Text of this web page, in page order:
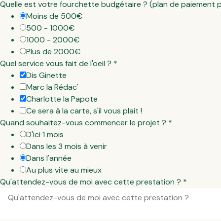
Quelle est votre fourchette budgétaire ? (plan de paiement
Moins de 500€
500 - 1000€
1000 - 2000€
Plus de 2000€
Quel service vous fait de l'oeil ? *
Dis Ginette
Marc la Rédac'
Charlotte la Papote
Ce sera à la carte, s'il vous plait !
Quand souhaitez-vous commencer le projet ? *
D'ici 1 mois
Dans les 3 mois à venir
Dans l'année
Au plus vite au mieux
Qu'attendez-vous de moi avec cette prestation ? *